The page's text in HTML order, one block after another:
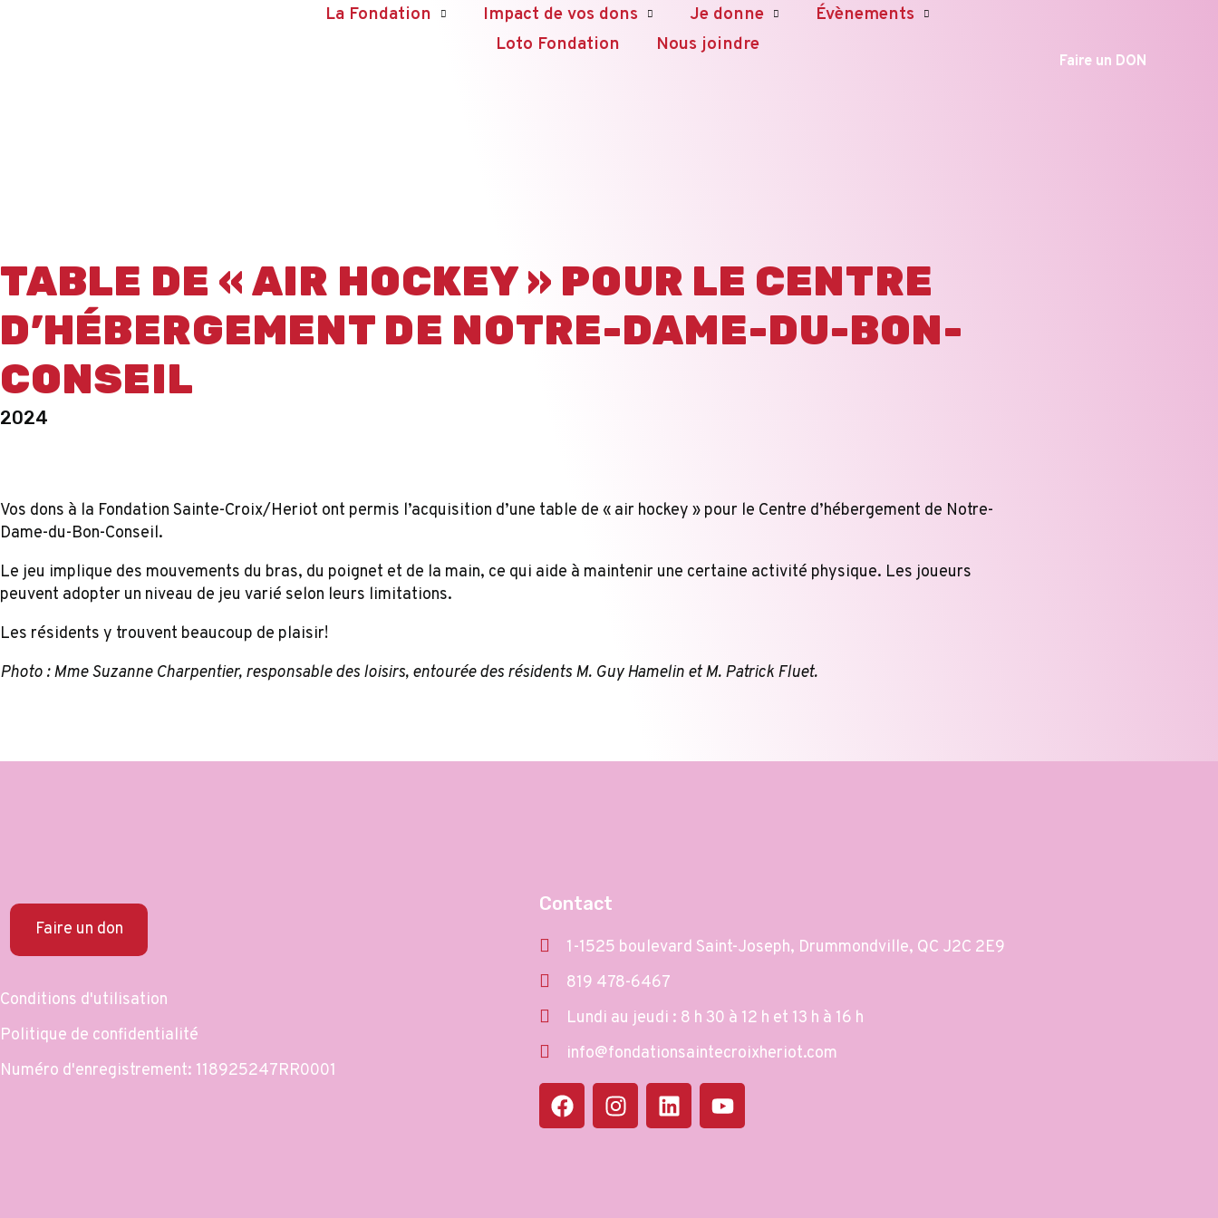
La Fondation Impact de vos dons Je donne
Évènements
Loto Fondation
Nous joindre
Faire un DON
TABLE DE « AIR HOCKEY » POUR LE CENTRE
D’HÉBERGEMENT DE NOTRE-DAME-DU-BON-
CONSEIL
2024
Vos dons à la Fondation Sainte-Croix/Heriot ont permis l’acquisition d’une table de « air hockey » pour le Centre d’hébergement de Notre-
Dame-du-Bon-Conseil.
Le jeu implique des mouvements du bras, du poignet et de la main, ce qui aide à maintenir une certaine activité physique. Les joueurs
peuvent adopter un niveau de jeu varié selon leurs limitations.
Les résidents y trouvent beaucoup de plaisir!
Photo : Mme Suzanne Charpentier, responsable des loisirs, entourée des résidents M. Guy Hamelin et M. Patrick Fluet.
Faire un don
Conditions d'utilisation
Politique de confidentialité
Numéro d'enregistrement: 118925247RR0001
Contact
1-1525 boulevard Saint-Joseph, Drummondville, QC J2C 2E9
819 478-6467
Lundi au jeudi : 8 h 30 à 12 h et 13 h à 16 h
info@fondationsaintecroixheriot.com